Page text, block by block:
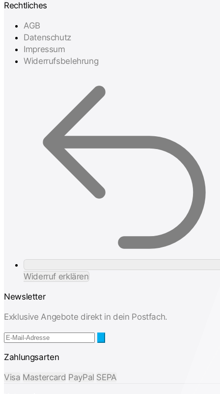
Rechtliches
AGB
Datenschutz
Impressum
Widerrufsbelehrung
Widerruf erklären
Newsletter
Exklusive Angebote direkt in dein Postfach.
Zahlungsarten
Visa Mastercard PayPal SEPA